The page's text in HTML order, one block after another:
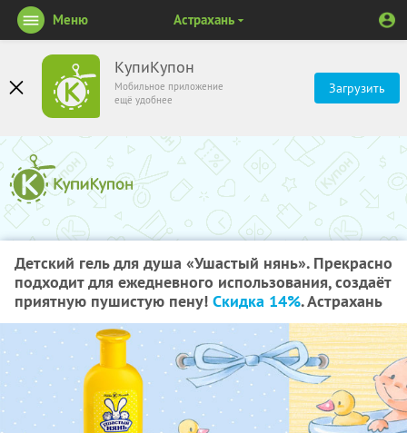
КупиКупон
Мобильное приложение
ещё удобнее
Загрузить
Меню Астрахань
Детский гель для душа «Ушастый нянь». Прекрасно
подходит для ежедневного использования, создаёт
приятную пушистую пену! Скидка 14%. Астрахань